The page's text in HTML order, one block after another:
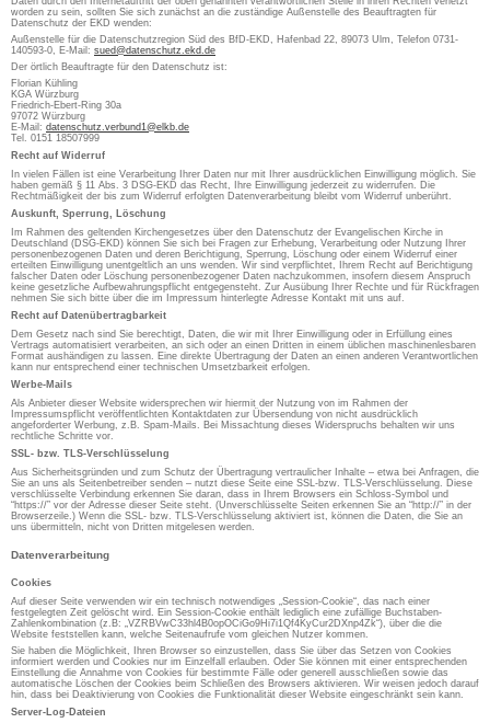
worden zu sein, sollten Sie sich zunächst an die zuständige Außenstelle des Beauftragten für
Datenschutz der EKD wenden:
Außenstelle für die Datenschutzregion Süd des BfD-EKD, Hafenbad 22, 89073 Ulm, Telefon 0731-
140593-0, E-Mail: sued@datenschutz.ekd.de
Der örtlich Beauftragte für den Datenschutz ist:
Florian Kühling
KGA Würzburg
Friedrich-Ebert-Ring 30a
97072 Würzburg
E-Mail: datenschutz.verbund1@elkb.de
Tel. 0151 18507999
Recht auf Widerruf
In vielen Fällen ist eine Verarbeitung Ihrer Daten nur mit Ihrer ausdrücklichen Einwilligung möglich. Sie
haben gemäß § 11 Abs. 3 DSG-EKD das Recht, Ihre Einwilligung jederzeit zu widerrufen. Die
Rechtmäßigkeit der bis zum Widerruf erfolgten Datenverarbeitung bleibt vom Widerruf unberührt.
Auskunft, Sperrung, Löschung
Im Rahmen des geltenden Kirchengesetzes über den Datenschutz der Evangelischen Kirche in
Deutschland (DSG-EKD) können Sie sich bei Fragen zur Erhebung, Verarbeitung oder Nutzung Ihrer
personenbezogenen Daten und deren Berichtigung, Sperrung, Löschung oder einem Widerruf einer
erteilten Einwilligung unentgeltlich an uns wenden. Wir sind verpflichtet, Ihrem Recht auf Berichtigung
falscher Daten oder Löschung personenbezogener Daten nachzukommen, insofern diesem Anspruch
keine gesetzliche Aufbewahrungspflicht entgegensteht. Zur Ausübung Ihrer Rechte und für Rückfragen
nehmen Sie sich bitte über die im Impressum hinterlegte Adresse Kontakt mit uns auf.
Recht auf Datenübertragbarkeit
Dem Gesetz nach sind Sie berechtigt, Daten, die wir mit Ihrer Einwilligung oder in Erfüllung eines
Vertrags automatisiert verarbeiten, an sich oder an einen Dritten in einem üblichen maschinenlesbaren
Format aushändigen zu lassen. Eine direkte Übertragung der Daten an einen anderen Verantwortlichen
kann nur entsprechend einer technischen Umsetzbarkeit erfolgen.
Werbe-Mails
Als Anbieter dieser Website widersprechen wir hiermit der Nutzung von im Rahmen der
Impressumspflicht veröffentlichten Kontaktdaten zur Übersendung von nicht ausdrücklich
angeforderter Werbung, z.B. Spam-Mails. Bei Missachtung dieses Widerspruchs behalten wir uns
rechtliche Schritte vor.
SSL- bzw. TLS-Verschlüsselung
Aus Sicherheitsgründen und zum Schutz der Übertragung vertraulicher Inhalte – etwa bei Anfragen, die
Sie an uns als Seitenbetreiber senden – nutzt diese Seite eine SSL-bzw. TLS-Verschlüsselung. Diese
verschlüsselte Verbindung erkennen Sie daran, dass in Ihrem Browsers ein Schloss-Symbol und
“https://” vor der Adresse dieser Seite steht. (Unverschlüsselte Seiten erkennen Sie an “http://” in der
Browserzeile.) Wenn die SSL- bzw. TLS-Verschlüsselung aktiviert ist, können die Daten, die Sie an
uns übermitteln, nicht von Dritten mitgelesen werden.
Datenverarbeitung
Cookies
Auf dieser Seite verwenden wir ein technisch notwendiges „Session-Cookie“, das nach einer
festgelegten Zeit gelöscht wird. Ein Session-Cookie enthält lediglich eine zufällige Buchstaben-
Zahlenkombination (z.B: „VZRBVwC33hl4B0opOCiGo9Hi7i1Qf4KyCur2DXnp4Zk“), über die die
Website feststellen kann, welche Seitenaufrufe vom gleichen Nutzer kommen.
Sie haben die Möglichkeit, Ihren Browser so einzustellen, dass Sie über das Setzen von Cookies
informiert werden und Cookies nur im Einzelfall erlauben. Oder Sie können mit einer entsprechenden
Einstellung die Annahme von Cookies für bestimmte Fälle oder generell ausschließen sowie das
automatische Löschen der Cookies beim Schließen des Browsers aktivieren. Wir weisen jedoch darauf
hin, dass bei Deaktivierung von Cookies die Funktionalität dieser Website eingeschränkt sein kann.
Server-Log-Dateien